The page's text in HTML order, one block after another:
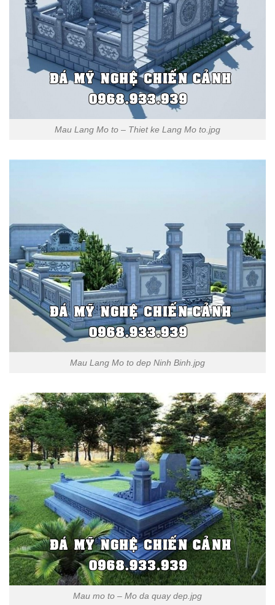
Mau Lang Mo to – Thiet ke Lang Mo to.jpg
Mau Lang Mo to dep Ninh Binh.jpg
Mau mo to – Mo da quay dep.jpg